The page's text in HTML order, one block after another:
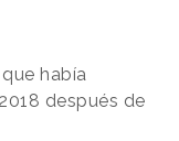
había
después de